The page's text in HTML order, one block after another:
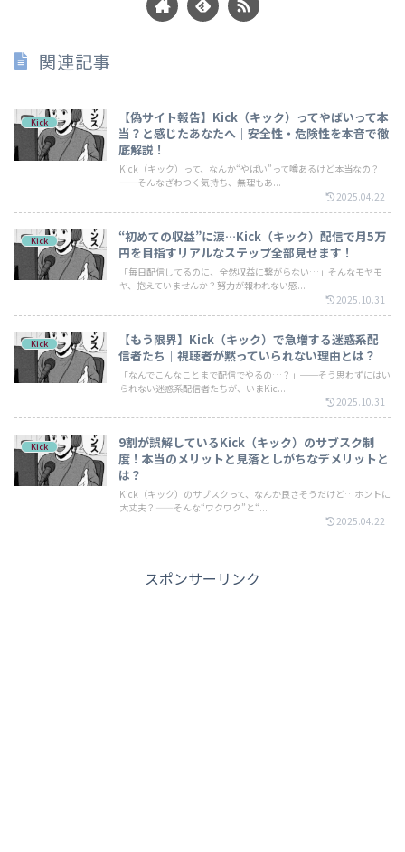
関連記事
Kick
【偽サイト報告】Kick（キック）ってやばいって本
当？と感じたあなたへ｜安全性・危険性を本音で徹
底解説！
Kick（キック）って、なんか“やばい”って噂あるけど本当なの？
——そんなざわつく気持ち、無理もあ...
2025.04.22
Kick
“初めての収益”に涙…Kick（キック）配信で月5万
円を目指すリアルなステップ全部見せます！
「毎日配信してるのに、全然収益に繋がらない…」そんなモヤモ
ヤ、抱えていませんか？努力が報われない感...
2025.10.31
Kick
【もう限界】Kick（キック）で急増する迷惑系配
信者たち｜視聴者が黙っていられない理由とは？
「なんでこんなことまで配信でやるの…？」──そう思わずにはい
られない迷惑系配信者たちが、いまKic...
2025.10.31
Kick
9割が誤解しているKick（キック）のサブスク制
度！本当のメリットと見落としがちなデメリットと
は？
Kick（キック）のサブスクって、なんか良さそうだけど…ホントに
大丈夫？——そんな“ワクワク”と“...
2025.04.22
スポンサーリンク